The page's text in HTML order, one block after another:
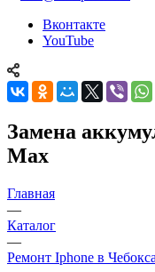
Вконтакте
YouTube
Замена
Max
Главная
—
Каталог
—
Ремонт Iphone в